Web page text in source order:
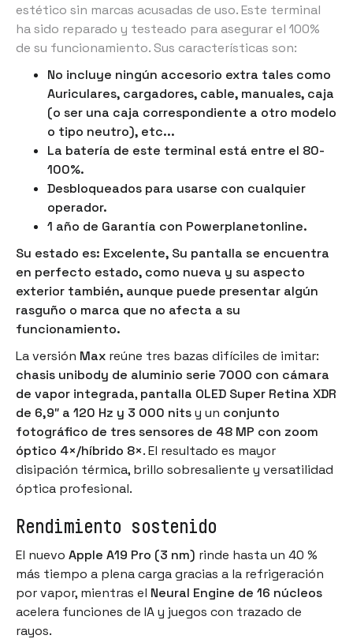
estético sin marcas acusadas de uso. Este terminal
ha sido reparado y testeado para asegurar el 100%
de su funcionamiento. Sus características son:
No incluye ningún accesorio extra tales como
Auriculares, cargadores, cable, manuales, caja
(o ser una caja correspondiente a otro modelo
o tipo neutro), etc...
La batería de este terminal está entre el 80-
100%.
Desbloqueados para usarse con cualquier
operador.
1 año de Garantía con Powerplanetonline.
Su estado es: Excelente, Su pantalla se encuentra
en perfecto estado, como nueva y su aspecto
exterior también, aunque puede presentar algún
rasguño o marca que no afecta a su
funcionamiento.
La versión Max reúne tres bazas difíciles de imitar:
chasis unibody de aluminio serie 7000 con cámara
de vapor integrada, pantalla OLED Super Retina XDR
de 6,9″ a 120 Hz y 3 000 nitsy un conjunto
fotográfico de tres sensores de 48 MP con zoom
óptico 4×/híbrido 8×. El resultado es mayor
disipación térmica, brillo sobresaliente y versatilidad
óptica profesional.
Rendimiento sostenido
El nuevo Apple A19 Pro (3 nm) rinde hasta un 40 %
más tiempo a plena carga gracias a la refrigeración
por vapor, mientras el Neural Engine de 16 núcleos
acelera funciones de IA y juegos con trazado de
rayos.